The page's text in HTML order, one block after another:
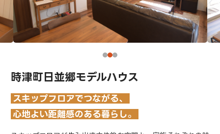
時津町日並郷モデルハウス
スキップフロアでつながる、
心地よい距離感のある暮らし。